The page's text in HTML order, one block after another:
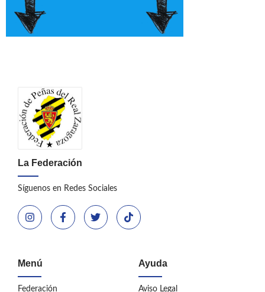
La Federación
Síguenos en Redes Sociales
Menú
Federación
Ayuda
Aviso Legal